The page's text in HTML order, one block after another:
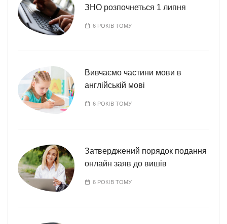
ЗНО розпочнеться 1 липня
6 РОКІВ ТОМУ
Вивчаємо частини мови в
англійській мові
6 РОКІВ ТОМУ
Затверджений порядок подання
онлайн заяв до вишів
6 РОКІВ ТОМУ